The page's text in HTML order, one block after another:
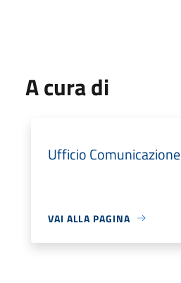
A cura di
Ufficio Comunicazione
VAI ALLA PAGINA